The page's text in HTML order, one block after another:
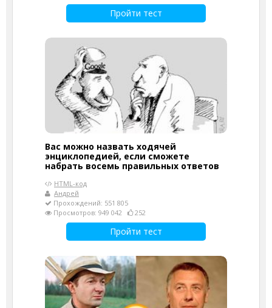
Пройти тест
Вас можно назвать ходячей
энциклопедией, если сможете
набрать восемь правильных ответов
HTML-код
Андрей
Прохождений: 551 805
Просмотров: 949 042
252
Пройти тест